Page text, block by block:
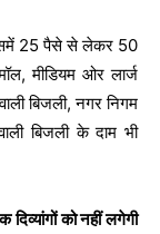
इसमें 25 पैसे से लेकर 50
मीडियम ओर लार्ज
बिजली, नगर निगम
बिजली के दाम भी
को नहीं लगेगी